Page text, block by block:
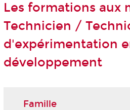
Les formations aux
Technicien /
d'expérimentation
développement
Famille